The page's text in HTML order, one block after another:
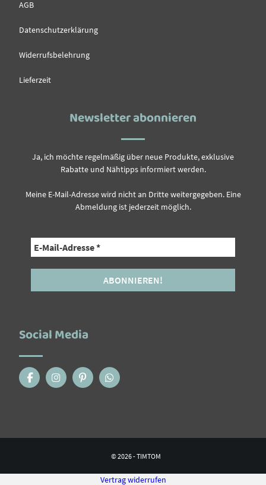
AGB
Datenschutzerklärung
Widerrufsbelehrung
Lieferzeit
Newsletter abonnieren
Ja, ich möchte regelmäßig über neue Produkte, exklusive
Rabatte und Nähtipps informiert werden.
Meine E-Mail-Adresse wird nicht an Dritte weitergegeben. Eine
Abmeldung ist jederzeit möglich.
Social Media
© 2026 - TIMTOM
Vertrag widerrufen